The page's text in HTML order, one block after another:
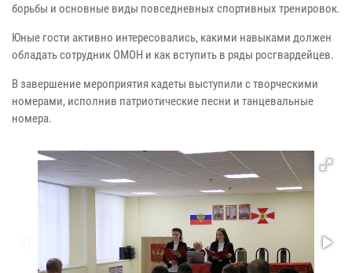
борьбы и основные виды повседневных спортивных тренировок.
Юные гости активно интересовались, какими навыками должен
обладать сотрудник ОМОН и как вступить в ряды росгвардейцев.
В завершение мероприятия кадеты выступили с творческими
номерами, исполнив патриотические песни и танцевальные
номера.